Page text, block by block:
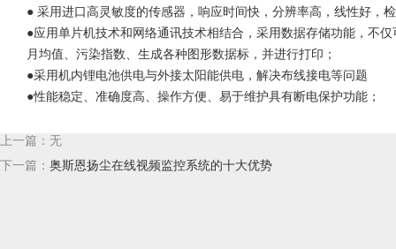
● 采用进口高灵敏度的传感器，响应时间快，分辨率高，线性好，
●应用单片机技术和网络通讯技术相结合，采用数据存储功能，不
月均值、污染指数、生成各种图形数据标，并进行打印；
●采用机内锂电池供电与外接太阳能供电，解决布线接电等问题
●性能稳定、准确度高、操作方便、易于维护具有断电保护功能；
上一篇：无
下一篇： 奥斯恩扬尘在线视频监控系统的十大优势